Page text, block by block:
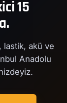
15
lastik, akü ve
Anadolu